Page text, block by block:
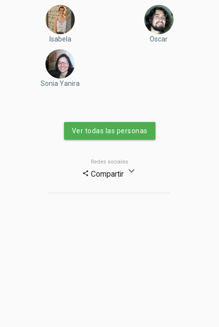
Isabela Oscar
Sonia Yanira
Ver todas las personas
Redes sociales
share Compartir expand_more